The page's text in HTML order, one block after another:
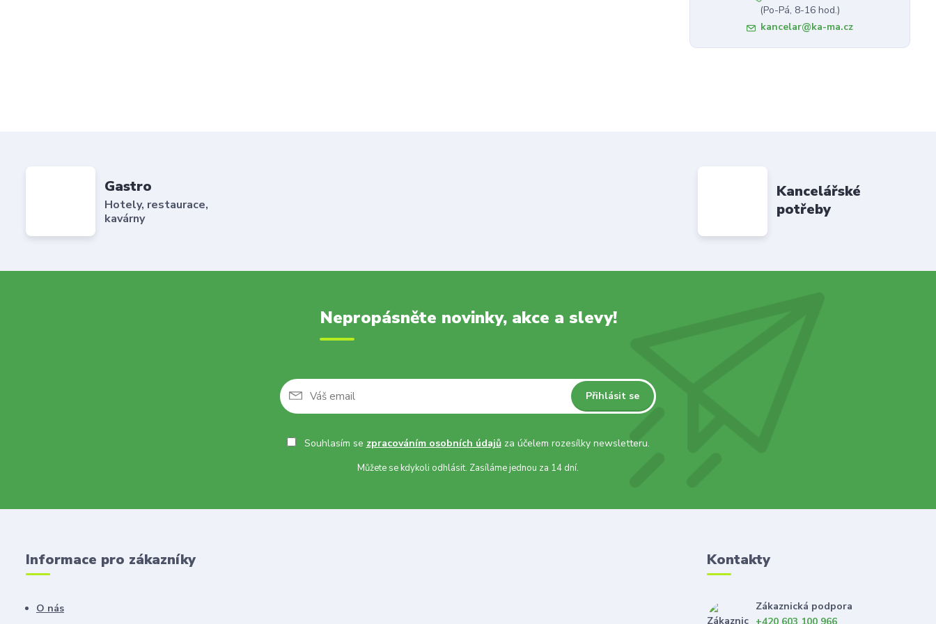
(Po-Pá, 8-16 hod.)
kancelar@ka-ma.cz
Gastro
Hotely, restaurace,
kavárny
Kancelářské
potřeby
Nepropásněte novinky, akce a slevy!
Přihlásit se
Souhlasím se zpracováním osobních údajůza účelem rozesílky newsletteru.
Můžete se kdykoli odhlásit. Zasíláme jednou za 14 dní.
Informace pro zákazníky
O nás
Kontakty
Zákaznická podpora